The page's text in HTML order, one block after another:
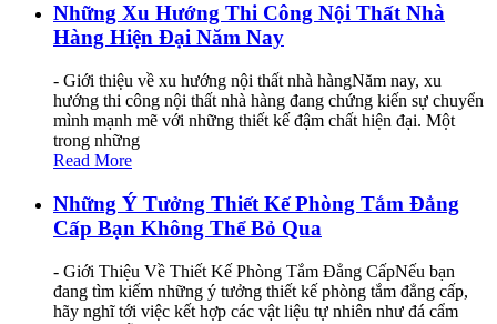
Những Xu Hướng Thi Công Nội Thất Nhà
Hàng Hiện Đại Năm Nay
- Giới thiệu về xu hướng nội thất nhà hàngNăm nay, xu
hướng thi công nội thất nhà hàng đang chứng kiến sự chuyển
mình mạnh mẽ với những thiết kế đậm chất hiện đại. Một
trong những
Read More
Những Ý Tưởng Thiết Kế Phòng Tắm Đẳng
Cấp Bạn Không Thể Bỏ Qua
- Giới Thiệu Về Thiết Kế Phòng Tắm Đẳng CấpNếu bạn
đang tìm kiếm những ý tưởng thiết kế phòng tắm đẳng cấp,
hãy nghĩ tới việc kết hợp các vật liệu tự nhiên như đá cẩm